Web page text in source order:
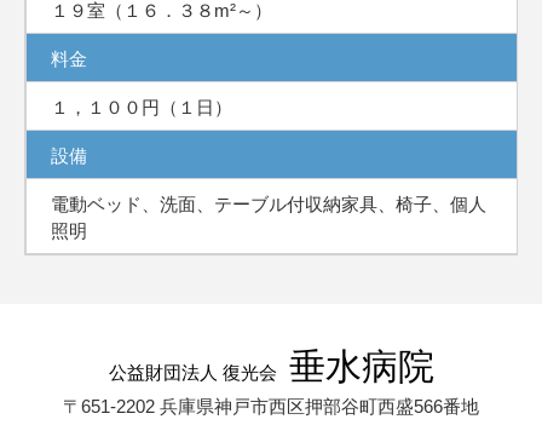
１９室（１６．３８m²～）
料金
１，１００円（１日）
設備
電動ベッド、洗面、テーブル付収納家具、椅子、個人
照明
公益財団法人 復光会 垂水病院
〒651-2202 兵庫県神戸市西区押部谷町西盛566番地